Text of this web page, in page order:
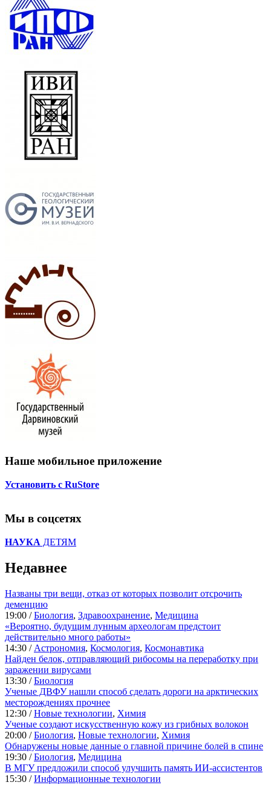
Наше мобильное приложение
Установить с RuStore
Мы в соцсетях
НАУКА ДЕТЯМ
Недавнее
Названы три вещи, отказ от которых позволит отсрочить
деменцию
19:00 /Биология, Здравоохранение, Медицина
«Вероятно, будущим лунным археологам предстоит
действительно много работы»
14:30 / Астрономия, Космология, Космонавтика
Найден белок, отправляющий рибосомы на переработку при
заражении вирусами
13:30 /Биология
Ученые ДВФУ нашли способ сделать дороги на арктических
месторождениях прочнее
12:30 /Новые технологии, Химия
Ученые создают искусственную кожу из грибных волокон
20:00 /Биология, Новые технологии, Химия
Обнаружены новые данные о главной причине болей в спине
19:30 /Биология, Медицина
В МГУ предложили способ улучшить память ИИ-ассистентов
15:30 /Информационные технологии